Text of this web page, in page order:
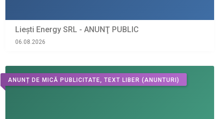
Liești Energy SRL - ANUNŢ PUBLIC
06.08.2026
ANUNȚ DE MICĂ PUBLICITATE, TEXT LIBER (ANUNTURI)